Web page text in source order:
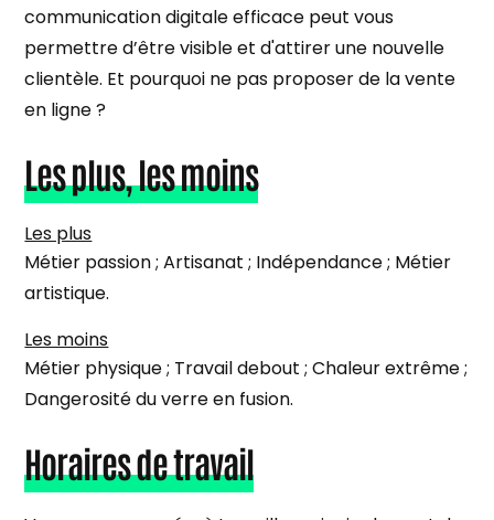
communication digitale efficace peut vous
permettre d’être visible et d'attirer une nouvelle
clientèle. Et pourquoi ne pas proposer de la vente
en ligne ?
Les plus, les moins
Les plus
Métier passion ; Artisanat ; Indépendance ; Métier
artistique.
Les moins
Métier physique ; Travail debout ; Chaleur extrême ;
Dangerosité du verre en fusion.
Horaires de travail